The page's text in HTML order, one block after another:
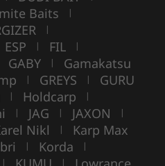
Baits |
|
ESP | FIL |
GABY | Gamakatsu
| GREYS | GURU
| Holdcarp |
| JAG | JAXON |
Nikl | Karp Max
| Korda |
| |